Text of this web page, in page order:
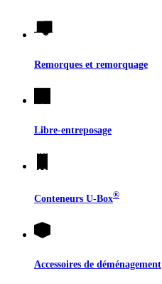
Remorques et remorquage
Libre-entreposage
Conteneurs U-Box®
Accessoires de déménagement